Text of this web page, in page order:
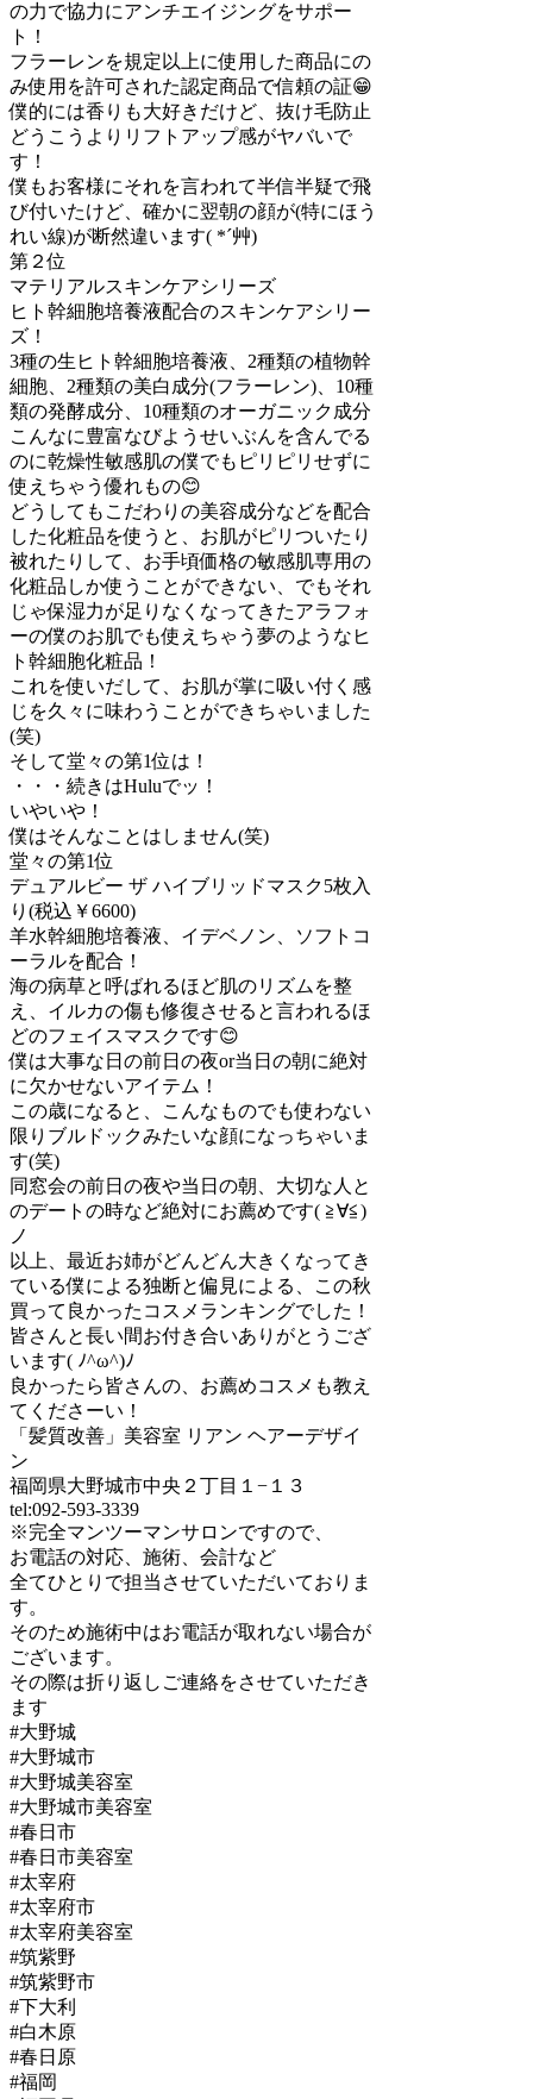
の力で協力にアンチエイジングをサポー
ト！
フラーレンを規定以上に使用した商品にの
み使用を許可された認定商品で信頼の証😁
僕的には香りも大好きだけど、抜け毛防止
どうこうよりリフトアップ感がヤバいで
す！
僕もお客様にそれを言われて半信半疑で飛
び付いたけど、確かに翌朝の顔が(特にほう
れい線)が断然違います( *´艸)
第２位
マテリアルスキンケアシリーズ
ヒト幹細胞培養液配合のスキンケアシリー
ズ！
3種の生ヒト幹細胞培養液、2種類の植物幹
細胞、2種類の美白成分(フラーレン)、10種
類の発酵成分、10種類のオーガニック成分
こんなに豊富なびようせいぶんを含んでる
のに乾燥性敏感肌の僕でもピリピリせずに
使えちゃう優れもの😊
どうしてもこだわりの美容成分などを配合
した化粧品を使うと、お肌がピリついたり
被れたりして、お手頃価格の敏感肌専用の
化粧品しか使うことができない、でもそれ
じゃ保湿力が足りなくなってきたアラフォ
ーの僕のお肌でも使えちゃう夢のようなヒ
ト幹細胞化粧品！
これを使いだして、お肌が掌に吸い付く感
じを久々に味わうことができちゃいました
(笑)
そして堂々の第1位は！
・・・続きはHuluでッ！
いやいや！
僕はそんなことはしません(笑)
堂々の第1位
デュアルビー ザ ハイブリッドマスク5枚入
り(税込￥6600)
羊水幹細胞培養液、イデベノン、ソフトコ
ーラルを配合！
海の病草と呼ばれるほど肌のリズムを整
え、イルカの傷も修復させると言われるほ
どのフェイスマスクです😊
僕は大事な日の前日の夜or当日の朝に絶対
に欠かせないアイテム！
この歳になると、こんなものでも使わない
限りブルドックみたいな顔になっちゃいま
す(笑)
同窓会の前日の夜や当日の朝、大切な人と
のデートの時など絶対にお薦めです( ≧∀≦)
ノ
以上、最近お姉がどんどん大きくなってき
ている僕による独断と偏見による、この秋
買って良かったコスメランキングでした！
皆さんと長い間お付き合いありがとうござ
います( ﾉ^ω^)ﾉ
良かったら皆さんの、お薦めコスメも教え
てくださーい！
「髪質改善」美容室 リアン ヘアーデザイ
ン
福岡県大野城市中央２丁目１−１３
tel:092-593-3339
※完全マンツーマンサロンですので、
お電話の対応、施術、会計など
全てひとりで担当させていただいておりま
す。
そのため施術中はお電話が取れない場合が
ございます。
その際は折り返しご連絡をさせていただき
ます
#大野城
#大野城市
#大野城美容室
#大野城市美容室
#春日市
#春日市美容室
#太宰府
#太宰府市
#太宰府美容室
#筑紫野
#筑紫野市
#下大利
#白木原
#春日原
#福岡